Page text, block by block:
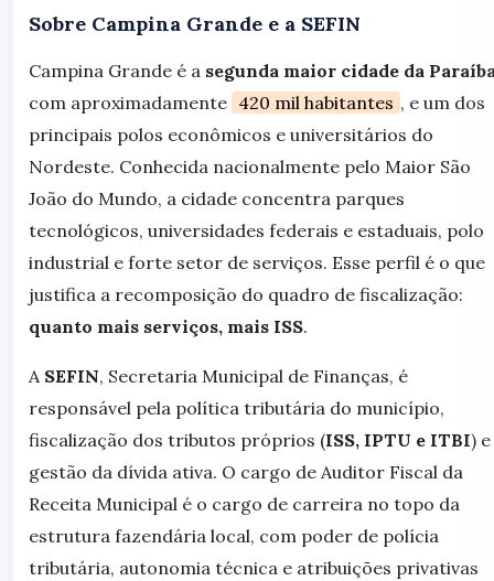
Sobre Campina Grande e a SEFIN
Campina Grande é a segunda maior cidade da
com aproximadamente 420 mil habitantes , e um dos
principais polos econômicos e universitários do
Nordeste. Conhecida nacionalmente pelo Maior São
João do Mundo, a cidade concentra parques
tecnológicos, universidades federais e estaduais, polo
industrial e forte setor de serviços. Esse perfil é o que
justifica a recomposição do quadro de fiscalização:
quanto mais serviços, mais ISS.
A SEFIN, Secretaria Municipal de Finanças, é
responsável pela política tributária do município,
fiscalização dos tributos próprios (ISS, IPTU e ITBI) e
gestão da dívida ativa. O cargo de Auditor Fiscal da
Receita Municipal é o cargo de carreira no topo da
estrutura fazendária local, com poder de polícia
tributária, autonomia técnica e atribuições privativas